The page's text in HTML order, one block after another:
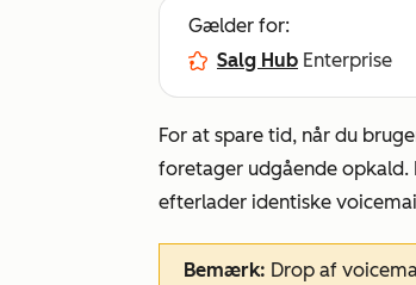
Gælder for:
Salg Hub Enterprise
For at spare tid, når du
foretager udgående
efterlader identiske
Bemærk: Drop af